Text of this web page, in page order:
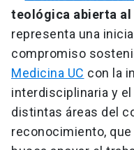
teológica abierta al
representa una
compromiso
Medicina UC con la
interdisciplinaria y
distintas áreas del
reconocimiento,